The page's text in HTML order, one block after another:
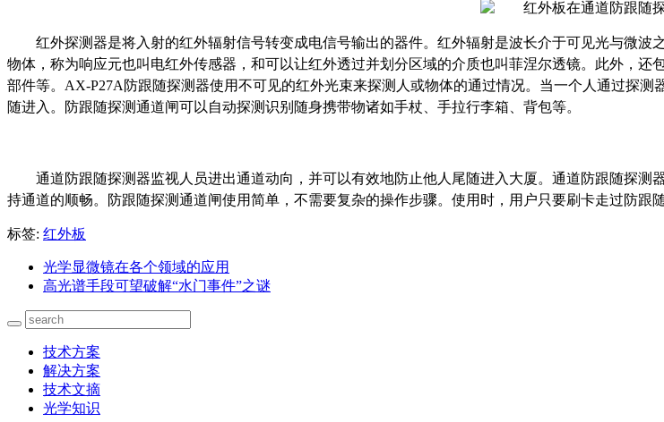
红外探测器是将入射的红外辐射信号转变成电信号输出的器件。红外辐射是波长介于可见光与微
物体，称为响应元也叫电红外传感器，和可以让红外透过并划分区域的介质也叫菲涅尔透镜。此外，
部件等。AX-P27A防跟随探测器使用不可见的红外光束来探测人或物体的通过情况。当一个人通过探
随进入。防跟随探测通道闸可以自动探测识别随身携带物诸如手杖、手拉行李箱、背包等。
通道防跟随探测器监视人员进出通道动向，并可以有效地防止他人尾随进入大厦。通道防跟随探
持通道的顺畅。防跟随探测通道闸使用简单，不需要复杂的操作步骤。使用时，用户只要刷卡走过防跟
标签: 红外板
光学显微镜在各个领域的应用
高光谱手段可望破解“水门事件”之谜
技术方案
解决方案
技术文摘
光学知识